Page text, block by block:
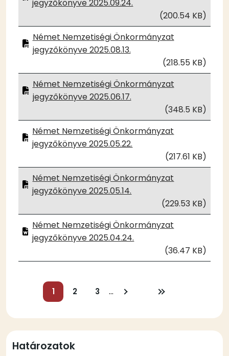
jegyzőkönyve 2025.09.24.
(200.54 KB)
Német Nemzetiségi Önkormányzat
jegyzőkönyve 2025.08.13.
(218.55 KB)
Német Nemzetiségi Önkormányzat
jegyzőkönyve 2025.06.17.
(348.5 KB)
Német Nemzetiségi Önkormányzat
jegyzőkönyve 2025.05.22.
(217.61 KB)
Német Nemzetiségi Önkormányzat
jegyzőkönyve 2025.05.14.
(229.53 KB)
Német Nemzetiségi Önkormányzat
jegyzőkönyve 2025.04.24.
(36.47 KB)
Oldalszámozás
Jelenlegi
oldal
1 Oldal
2 Oldal
3 … Következő
Utolsó
Határozatok